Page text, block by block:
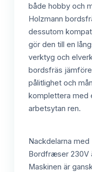
både hobby och
Holzmann
dessutom
gör den till en
verktyg och
bordsfräs
pålitlighet och
komplettera med
arbetsytan ren.
Nackdelarna med
Bordfræser 230V
Maskinen är